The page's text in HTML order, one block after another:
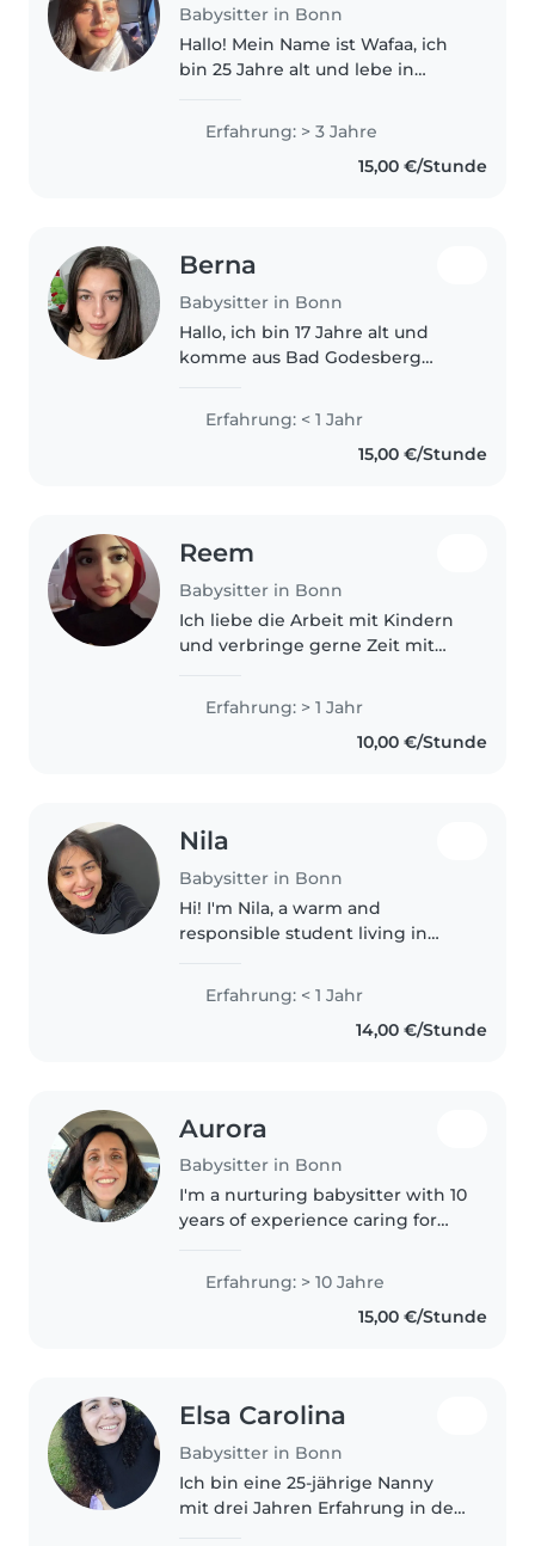
Babysitter in Bonn
Hallo! Mein Name ist Wafaa, ich
bin 25 Jahre alt und lebe in
ein Jahr als Au-pair bei einer
deutschen Familie gearbeitet
Erfahrung: > 3 Jahre
15,00 €/Stunde
Berna
Babysitter in Bonn
Hallo, ich bin 17 Jahre alt und
komme aus Bad Godesberg
Babysitter-Job und habe viel
Freude am Umgang mit
Kindern. Ich bin geduldig,
Erfahrung: < 1 Jahr
15,00 €/Stunde
Reem
Babysitter in Bonn
Ich liebe die Arbeit mit Kindern
und verbringe gerne Zeit mit
Kindergarten gearbeitet und
dadurch wertvolle Erfahrungen
im Umgang mit Kindern
Erfahrung: > 1 Jahr
10,00 €/Stunde
Nila
Babysitter in Bonn
Hi! I'm Nila, a warm and
responsible student living in
very well with them. Ever since I
was younger, I enjoyed
Erfahrung: < 1 Jahr
14,00 €/Stunde
Aurora
Babysitter in Bonn
I'm a nurturing babysitter with 10
years of experience caring for
English and Italian, I specialize in
supporting kids with ADHD
through creative activities..
Erfahrung: > 10 Jahre
15,00 €/Stunde
Elsa Carolina
Babysitter in Bonn
Ich bin eine 25-jährige Nanny
mit drei Jahren Erfahrung in der